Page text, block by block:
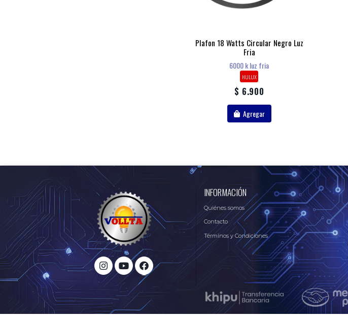
Plafon 18 Watts Circular Negro Luz
Fria
6000 k luz fria
HULUX
$ 6.900
Agregar
INFORMACIÓN
Quiénes somos
Contacto
Términos y Condiciones